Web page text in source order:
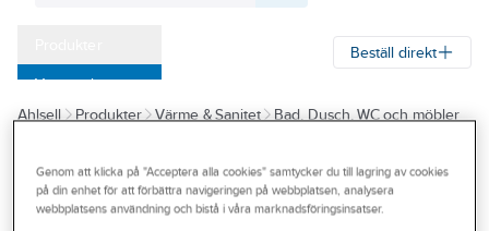
Varumärken
Kampanjer
Branscher
Beställ direkt
Ahlsell Produkter Värme & Sanitet
Bad, Dusch, WC och möbler
Reservdelar blandare
Reservdelar Oras övrigt
Genom att klicka på "Acceptera alla cookies" samtycker du till lagring av cookies
på din enhet för att förbättra navigeringen på webbplatsen, analysera
webbplatsens användning och bistå i våra marknadsföringsinsatser.